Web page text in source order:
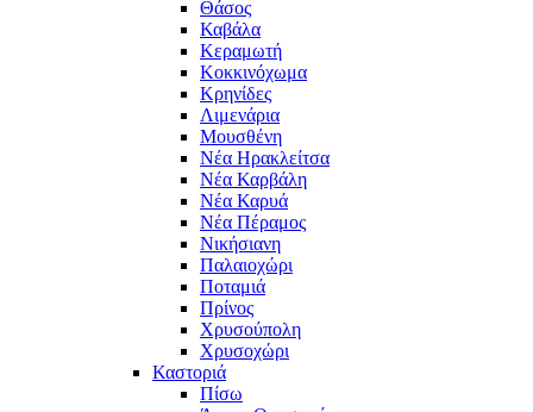
Θάσος
Καβάλα
Κεραμωτή
Κοκκινόχωμα
Κρηνίδες
Λιμενάρια
Μουσθένη
Νέα Ηρακλείτσα
Νέα Καρβάλη
Νέα Καρυά
Νέα Πέραμος
Νικήσιανη
Παλαιοχώρι
Ποταμιά
Πρίνος
Χρυσούπολη
Χρυσοχώρι
Καστοριά
Πίσω